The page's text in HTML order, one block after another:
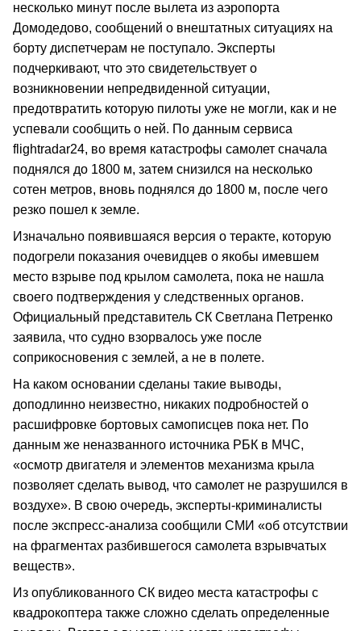
несколько минут после вылета из аэропорта
Домодедово, сообщений о внештатных ситуациях на
борту диспетчерам не поступало. Эксперты
подчеркивают, что это свидетельствует о
возникновении непредвиденной ситуации,
предотвратить которую пилоты уже не могли, как и не
успевали сообщить о ней. По данным сервиса
flightradar24, во время катастрофы самолет сначала
поднялся до 1800 м, затем снизился на несколько
сотен метров, вновь поднялся до 1800 м, после чего
резко пошел к земле.
Изначально появившаяся версия о теракте, которую
подогрели показания очевидцев о якобы имевшем
место взрыве под крылом самолета, пока не нашла
своего подтверждения у следственных органов.
Официальный представитель СК Светлана Петренко
заявила, что судно взорвалось уже после
соприкосновения с землей, а не в полете.
На каком основании сделаны такие выводы,
доподлинно неизвестно, никаких подробностей о
расшифровке бортовых самописцев пока нет. По
данным же неназванного источника РБК в МЧС,
«осмотр двигателя и элементов механизма крыла
позволяет сделать вывод, что самолет не разрушился в
воздухе». В свою очередь, эксперты-криминалисты
после экспресс-анализа сообщили СМИ «об отсутствии
на фрагментах разбившегося самолета взрывчатых
веществ».
Из опубликованного СК видео места катастрофы с
квадрокоптера также сложно сделать определенные